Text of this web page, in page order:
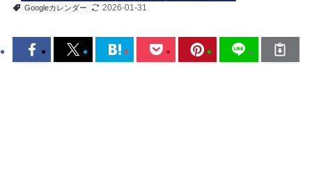
Googleカレンダー
2026-01-31